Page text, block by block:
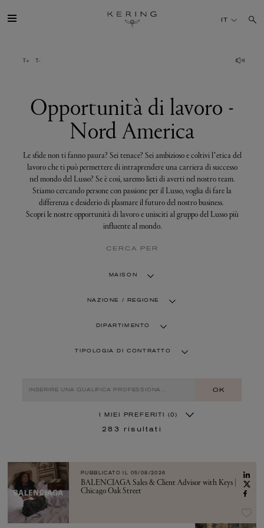
lavoro
TALENTI
SOSTENIBILITÀ
FINANCE
MEDIA
IT
Opportunità di lavoro -
Nord America
Le sfide non ti fanno paura? Sei tenace? Sei ambizioso e coltivi l’etica del
lavoro che ti può permettere di intraprendere una carriera di successo
nel mondo del Lusso? Se è così, saremo lieti di averti nel nostro team.
Stiamo cercando persone con passione per il Lusso, voglia di fare la
differenza e desiderio di plasmare il futuro del nostro business.
Scopri le nostre opportunità di lavoro e unisciti al gruppo del Lusso più
influente al mondo.
CERCA PER
MAISON
NAZIONE / REGIONE
DIPARTIMENTO
TIPOLOGIA DI CONTRATTO
OK
I MIEI PREFERITI (0)
283 risultati
PUBBLICATO IL 05/08/2026
BALENCIAGA Sales & Client Advisor with Keys |
Chicago Oak Street